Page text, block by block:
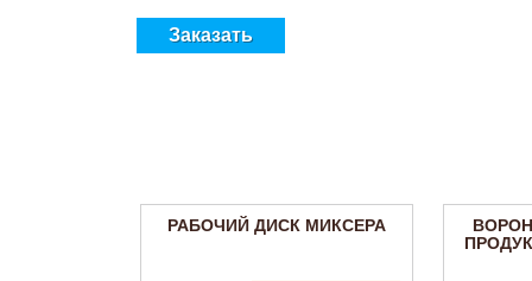
Заказать
РАБОЧИЙ ДИСК МИКСЕРА